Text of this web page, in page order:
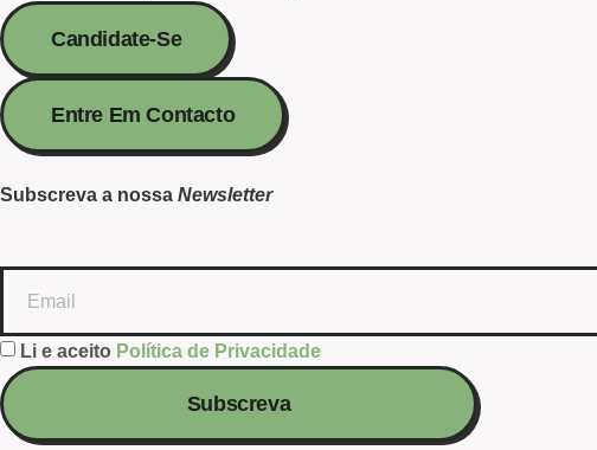
Candidate-Se
Entre Em Contacto
Subscreva a nossa Newsletter
Li e aceito Política de Privacidade
Subscreva